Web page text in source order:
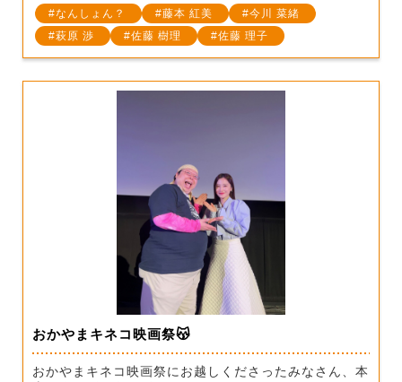
なんしょん？
藤本 紅美
今川 菜緒
萩原 渉
佐藤 樹理 佐藤 理子
おかやまキネコ映画祭😽
おかやまキネコ映画祭にお越しくださったみなさん、本